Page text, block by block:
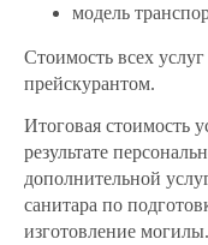
модель
Стоимость всех услуг
прейскурантом.
Итоговая стоимость
результате
дополнительной
санитара по
изготовление